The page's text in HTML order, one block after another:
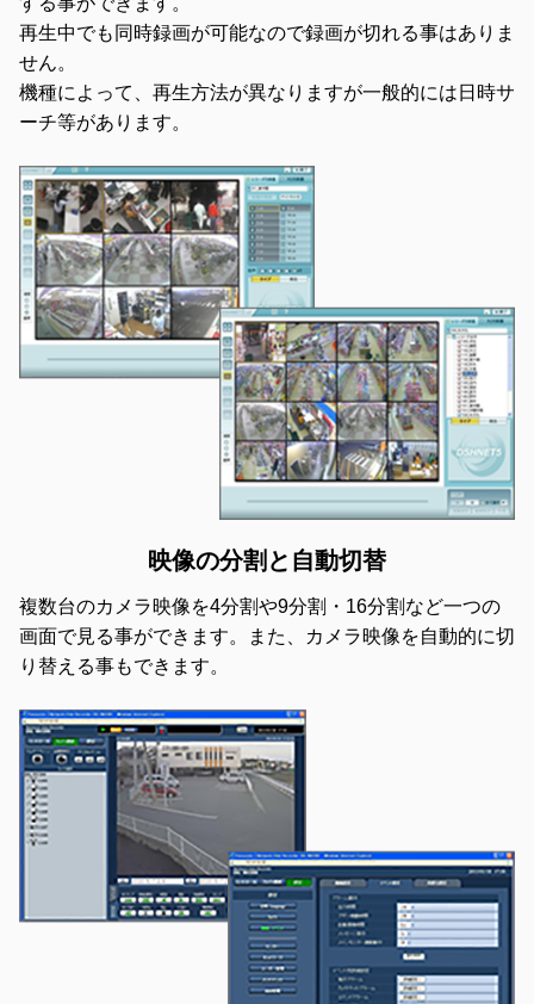
再生中でも同時録画が可能なので録画が切れる事はありま
せん。
機種によって、再生方法が異なりますが一般的には日時サ
ーチ等があります。
映像の分割と自動切替
複数台のカメラ映像を4分割や9分割・16分割など一つの
画面で見る事ができます。また、カメラ映像を自動的に切
り替える事もできます。